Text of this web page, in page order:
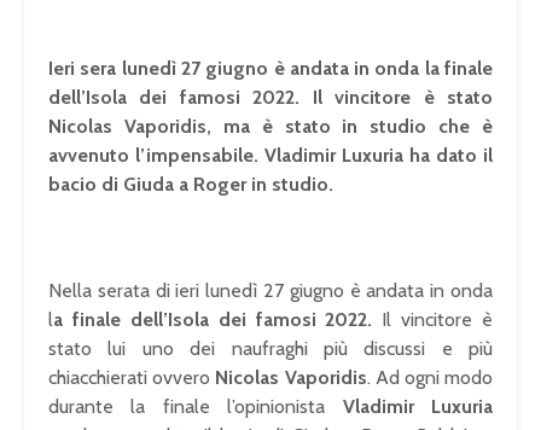
Ieri sera lunedì 27 giugno è andata in onda la finale
dell’Isola dei famosi 2022. Il vincitore è stato
Nicolas Vaporidis, ma è stato in studio che è
avvenuto l’impensabile. Vladimir Luxuria ha dato il
bacio di Giuda a Roger in studio.
Nella serata di ieri lunedì 27 giugno è andata in onda
la finale dell’Isola dei famosi 2022. Il vincitore è
stato lui uno dei naufraghi più discussi e più
chiacchierati ovvero Nicolas Vaporidis. Ad ogni modo
durante la finale l’opinionista Vladimir Luxuria